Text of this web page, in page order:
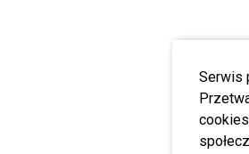
Serwis